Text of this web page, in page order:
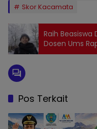
Skor Kacamata
Raih Beasiswa
Dosen Ums
Indonesia di
Pos Terkait